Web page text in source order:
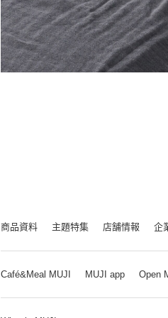
商品資料 主題特集 店舗情報 企
Café&Meal MUJI MUJI app Open